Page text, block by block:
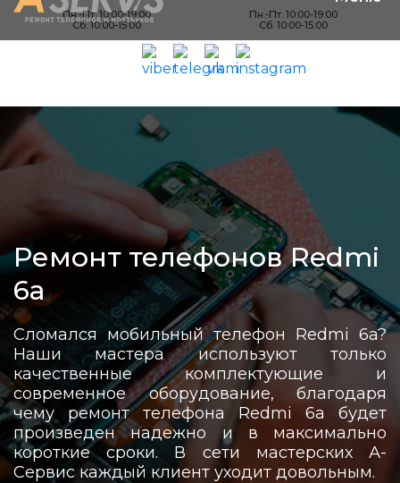
Пн.-Пт. 10:00-19:00
Сб. 10:00-15:00
Пн.-Пт. 10:00-19:00
Сб. 10:00-15:00
Ремонт телефонов Redmi
6a
Сломался мобильный телефон Redmi 6a?
Наши мастера используют только
качественные комплектующие и
современное оборудование, благодаря
чему ремонт телефона Redmi 6a будет
произведен надежно и в максимально
короткие сроки. В сети мастерских А-
Сервис каждый клиент уходит довольным.